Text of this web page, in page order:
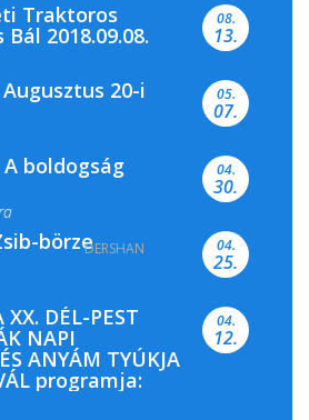
Traktoros
2018.09.08.
08.
13.
20-i 05.
07.
A boldogság 04.
30.
börze 04.
25.
XX. DÉL-PEST
NAPI
ANYÁM TYÚKJA
programja:
04.
12.
DERSHAN